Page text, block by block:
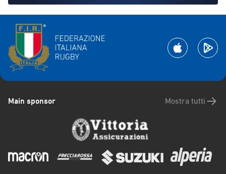
Main sponsor Mostra tutti